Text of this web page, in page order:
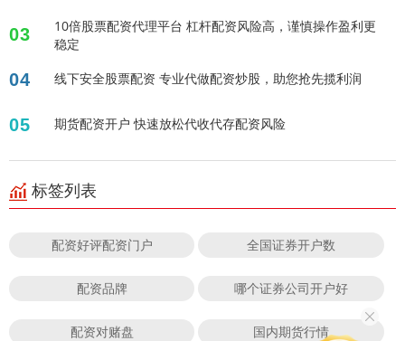
03
10倍股票配资代理平台 杠杆配资风险高，谨慎操作盈利更
稳定
04 线下安全股票配资 专业代做配资炒股，助您抢先揽利润
05 期货配资开户 快速放松代收代存配资风险
标签列表
配资好评配资门户 全国证券开户数
配资品牌 哪个证券公司开户好
配资对赌盘 国内期货行情